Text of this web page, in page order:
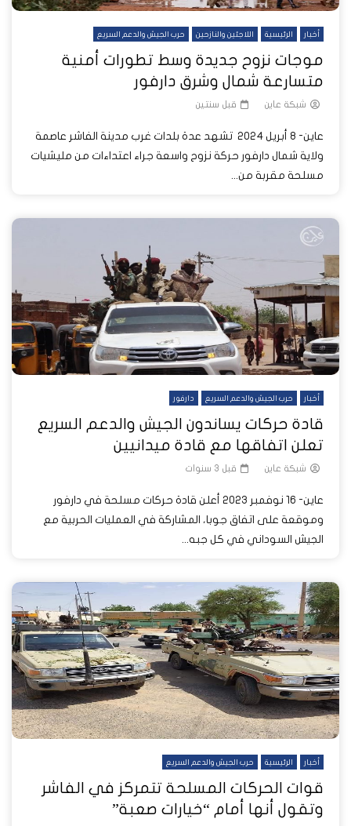
أخبار الرئيسية اللاجئين والنازحين حرب الجيش والدعم السريع
موجات نزوح جديدة وسط تطورات أمنية
متسارعة شمال وشرق دارفور
شبكة عاين قبل سنتين
عاين- 8 أبريل 2024 تشهد عدة بلدات غرب مدينة الفاشر عاصمة
ولاية شمال دارفور حركة نزوح واسعة جراء اعتداءات من مليشيات
مسلحة مقربة من...
أخبار حرب الجيش والدعم السريع دارفور
قادة حركات يساندون الجيش والدعم السريع
تعلن اتفاقها مع قادة ميدانيين
شبكة عاين قبل 3 سنوات
عاين- 16 نوفمبر 2023 أعلن قادة حركات مسلحة في دارفور
وموقعة على اتفاق جوبا، المشاركة في العمليات الحربية مع
الجيش السوداني في كل جبه...
أخبار الرئيسية حرب الجيش والدعم السريع
قوات الحركات المسلحة تتمركز في الفاشر
وتقول أنها أمام “خيارات صعبة”